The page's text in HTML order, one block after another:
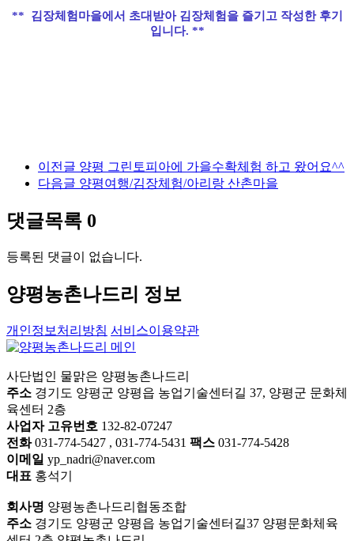
** 김장체험마을에서 초대받아 김장체험을 즐기고 작성한 후기
입니다. **
이전글 양평 그린토피아에 가을수확체험 하고 왔어요^^
다음글 양평여행/김장체험/아리랑 산촌마을
댓글목록 0
등록된 댓글이 없습니다.
양평농촌나드리 정보
개인정보처리방침 서비스이용약관
사단법인 물맑은 양평농촌나드리
주소 경기도 양평군 양평읍 농업기술센터길 37, 양평군 문화체
육센터 2층
사업자 고유번호 132-82-07247
전화031-774-5427 , 031-774-5431 팩스 031-774-5428
이메일 yp_nadri@naver.com
대표 홍석기
회사명 양평농촌나드리협동조합
주소 경기도 양평군 양평읍 농업기술센터길37 양평문화체육